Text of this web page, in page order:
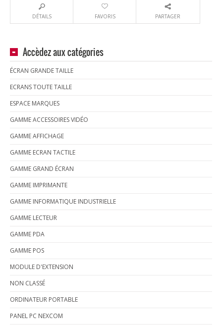
DÉTAILS FAVORIS PARTAGER
Accèdez aux catégories
ÉCRAN GRANDE TAILLE
ECRANS TOUTE TAILLE
ESPACE MARQUES
GAMME ACCESSOIRES VIDÉO
GAMME AFFICHAGE
GAMME ECRAN TACTILE
GAMME GRAND ÉCRAN
GAMME IMPRIMANTE
GAMME INFORMATIQUE INDUSTRIELLE
GAMME LECTEUR
GAMME PDA
GAMME POS
MODULE D'EXTENSION
NON CLASSÉ
ORDINATEUR PORTABLE
PANEL PC NEXCOM